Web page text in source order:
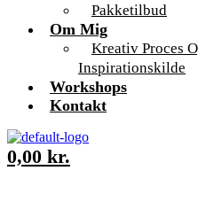
Pakketilbud
Om Mig
Kreativ Proces
Inspirationskilde
Workshops
Kontakt
0,00 kr.